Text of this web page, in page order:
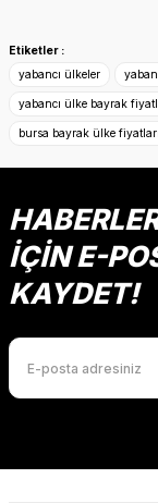
konularda yetersiz
Görüş ve
Ürün resmi
Ürün
Ürün
Ürün fiyatı
Bu ürüne
Etiketler :
yabancı ülkeler
yabancı ülke bayrak
bursa bayrak ülke fiyatları
İÇİN E-
KAYDET!